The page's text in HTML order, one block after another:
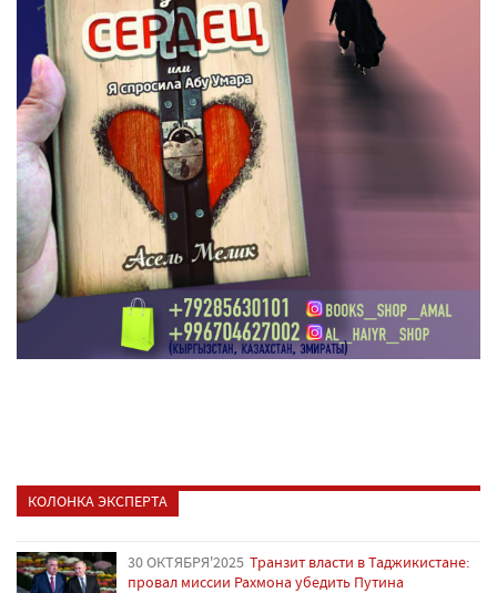
КОЛОНКА ЭКСПЕРТА
30 ОКТЯБРЯ'2025 Транзит власти в Таджикистане:
провал миссии Рахмона убедить Путина